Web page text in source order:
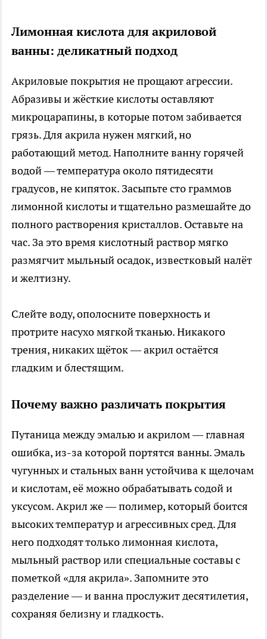
Лимонная кислота для акриловой
ванны: деликатный подход
Акриловые покрытия не прощают агрессии.
Абразивы и жёсткие кислоты оставляют
микроцарапины, в которые потом забивается
грязь. Для акрила нужен мягкий, но
работающий метод. Наполните ванну горячей
водой — температура около пятидесяти
градусов, не кипяток. Засыпьте сто граммов
лимонной кислоты и тщательно размешайте до
полного растворения кристаллов. Оставьте на
час. За это время кислотный раствор мягко
размягчит мыльный осадок, известковый налёт
и желтизну.
Слейте воду, ополосните поверхность и
протрите насухо мягкой тканью. Никакого
трения, никаких щёток — акрил остаётся
гладким и блестящим.
Почему важно различать покрытия
Путаница между эмалью и акрилом — главная
ошибка, из-за которой портятся ванны. Эмаль
чугунных и стальных ванн устойчива к щелочам
и кислотам, её можно обрабатывать содой и
уксусом. Акрил же — полимер, который боится
высоких температур и агрессивных сред. Для
него подходят только лимонная кислота,
мыльный раствор или специальные составы с
пометкой «для акрила». Запомните это
разделение — и ванна прослужит десятилетия,
сохраняя белизну и гладкость.